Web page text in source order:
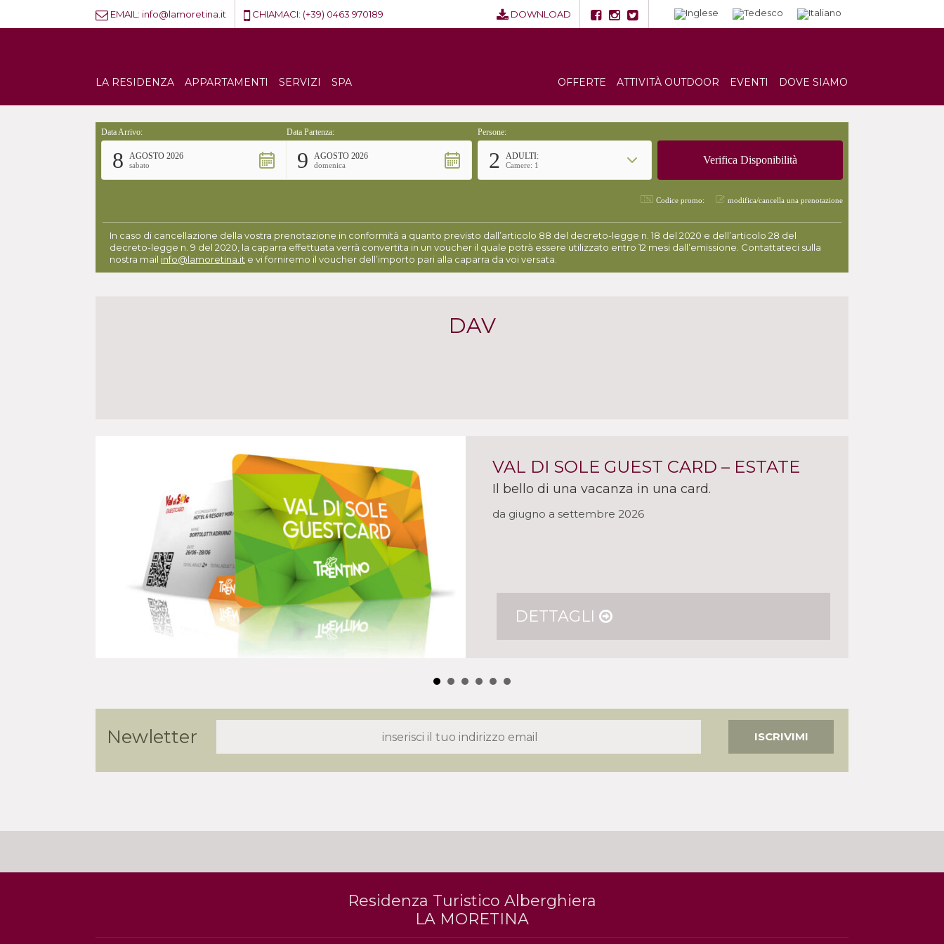
EMAIL: info@lamoretina.it CHIAMACI: (+39) 0463 970189 DOWNLOAD
LA RESIDENZA APPARTAMENTI SERVIZI SPA DOVE SIAMO
EVENTI
ATTIVITÀ OUTDOOR
OFFERTE
Data Arrivo:
8 AGOSTO 2026
sabato
Data Partenza:
9 AGOSTO 2026
domenica
Persone:
2 ADULTI:
Camere: 1
Codice promo: modifica/cancella una prenotazione
In caso di cancellazione della vostra prenotazione in conformità a quanto previsto dall’articolo 88 del decreto-legge n. 18 del 2020 e dell’articolo 28 del
decreto-legge n. 9 del 2020, la caparra effettuata verrà convertita in un voucher il quale potrà essere utilizzato entro 12 mesi dall’emissione. Contattateci sulla
nostra mail info@lamoretina.it e vi forniremo il voucher dell’importo pari alla caparra da voi versata.
DAV
VAL DI SOLE GUEST CARD – ESTATE
Il bello di una vacanza in una card.
da giugno a settembre 2026
DETTAGLI
Newletter
Residenza Turistico Alberghiera
LA MORETINA